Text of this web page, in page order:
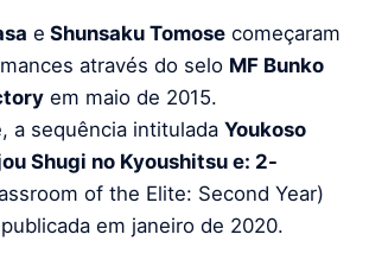
e Shunsaku Tomose começaram
através do selo MF Bunko
em maio de 2015.
a sequência intitulada Youkoso
Shugi no Kyoushitsu e: 2-
of the Elite: Second Year)
em janeiro de 2020.